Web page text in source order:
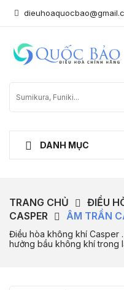
DANH MỤC
TRANG CHỦ
ĐIỀU
CASPER
ÂM TRẦN
Điều hòa không khí Casper
hưởng bầu không khí trong